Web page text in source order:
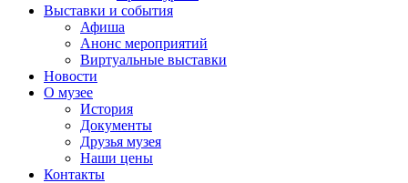
Выставки и события
Афиша
Анонс мероприятий
Виртуальные выставки
Новости
О музее
История
Документы
Друзья музея
Наши цены
Контакты